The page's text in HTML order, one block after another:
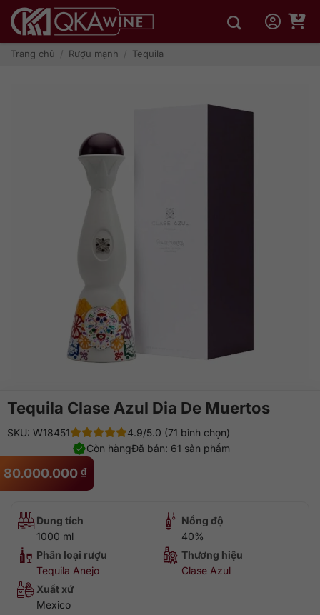
qua
dungTrang chủ / Rượu mạnh / Tequila
Tequila Clase Azul Dia De Muertos
80.000.000 ₫
SKU: W18451
4.9/5.0 (71 bình chọn)
Đã bán: 61 sản phẩm
Còn hàng
Dung tích
1000 ml
Nồng độ
40%
Phân loại rượu
Tequila Anejo
Thương hiệu
Clase Azul
Xuất xứ
Mexico